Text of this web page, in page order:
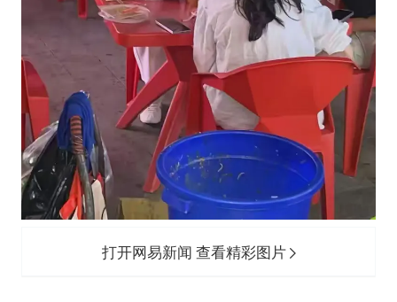
打开网易新闻 查看精彩图片